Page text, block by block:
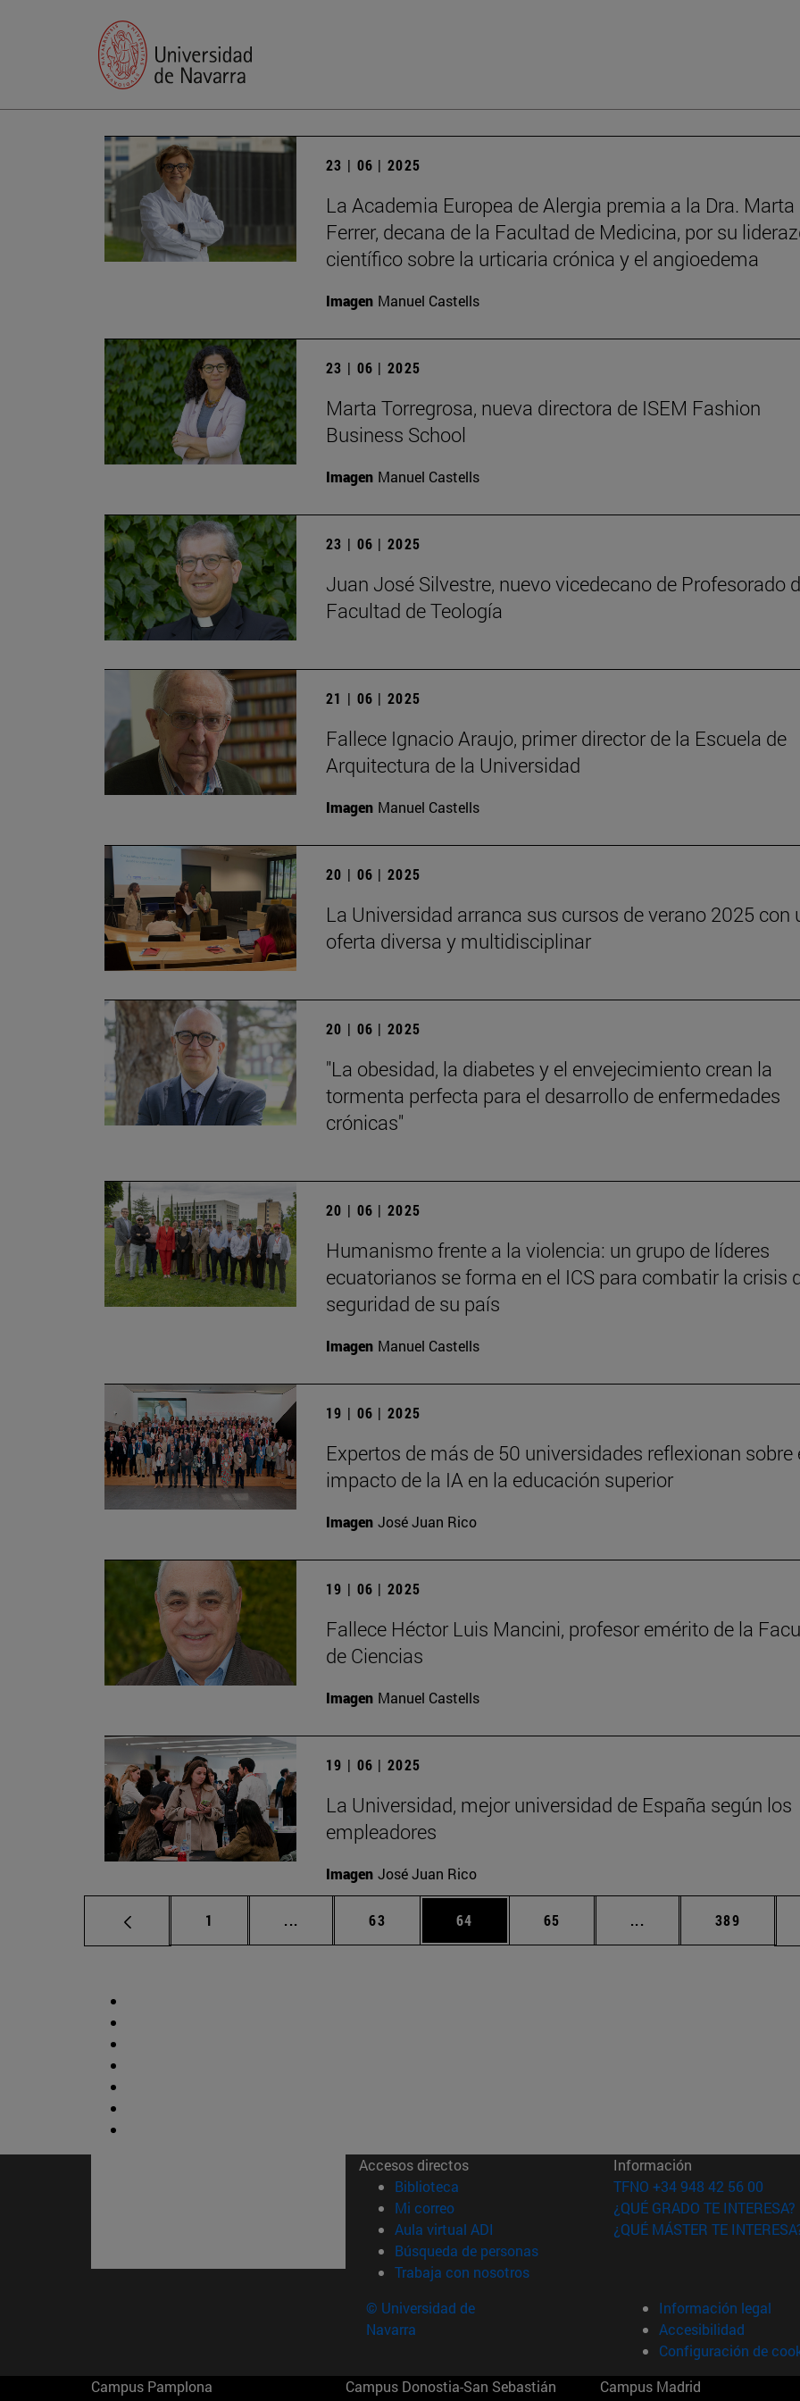
23 | 06 | 2025
La Academia Europea de Alergia premia a la Dra. Marta
Ferrer, decana de la Facultad de Medicina, por su
científico sobre la urticaria crónica y el angioedema
Imagen Manuel Castells
23 | 06 | 2025
Marta Torregrosa, nueva directora de ISEM Fashion
Business School
Imagen Manuel Castells
23 | 06 | 2025
Juan José Silvestre, nuevo vicedecano de Profesorado
Facultad de Teología
21 | 06 | 2025
Fallece Ignacio Araujo, primer director de la Escuela de
Arquitectura de la Universidad
Imagen Manuel Castells
20 | 06 | 2025
La Universidad arranca sus cursos de verano 2025 con
oferta diversa y multidisciplinar
20 | 06 | 2025
"La obesidad, la diabetes y el envejecimiento crean la
tormenta perfecta para el desarrollo de enfermedades
crónicas"
20 | 06 | 2025
Humanismo frente a la violencia: un grupo de líderes
ecuatorianos se forma en el ICS para combatir la crisis
seguridad de su país
Imagen Manuel Castells
19 | 06 | 2025
Expertos de más de 50 universidades reflexionan sobre
impacto de la IA en la educación superior
Imagen José Juan Rico
19 | 06 | 2025
Fallece Héctor Luis Mancini, profesor emérito de la
de Ciencias
Imagen Manuel Castells
19 | 06 | 2025
La Universidad, mejor universidad de España según los
empleadores
Imagen José Juan Rico
Página
1 ... Páginas intermedias Use TAB para desplazarse.
Página
63 Página
64 Página
65 ... Páginas intermedias
Página
389
Accesos directos
Biblioteca (abre en nueva ventana)
Mi correo(abre en nueva ventana)
Aula virtual ADI (abre en nueva ventana)
Búsqueda de personas(abre en nueva ventana)
Trabaja con nosotros(abre en nueva ventana)
Información
TFNO +34 948 42 56 00
¿QUÉ GRADO TE INTERESA?
¿QUÉ MÁSTER TE
© Universidad de
Navarra
Información legal
Accesibilidad
Configuración de
Campus Pamplona
Campus Donostia-San Sebastián
Campus Madrid